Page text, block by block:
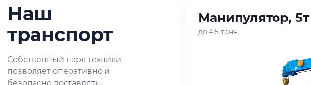
Наш
транспорт
Собственный парк техники
позволяет оперативно и
безопасно доставлять
Оперативная доставка
небольших партий
металлопроката по городу и
Манипулятор, 5т
до 4.5 тонн